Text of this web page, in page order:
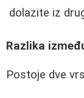
dolazite iz
Razlika
Postoje dve